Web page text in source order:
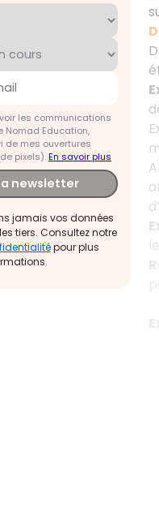
les communications
Nomad Education,
de mes ouvertures
pixels).En savoir plus
newsletter
jamais vos données
tiers. Consultez notre
pour plus